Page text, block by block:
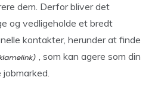
dem. Derfor bliver det
og vedligeholde et bredt
kontakter, herunder at finde
, som kan agere som din